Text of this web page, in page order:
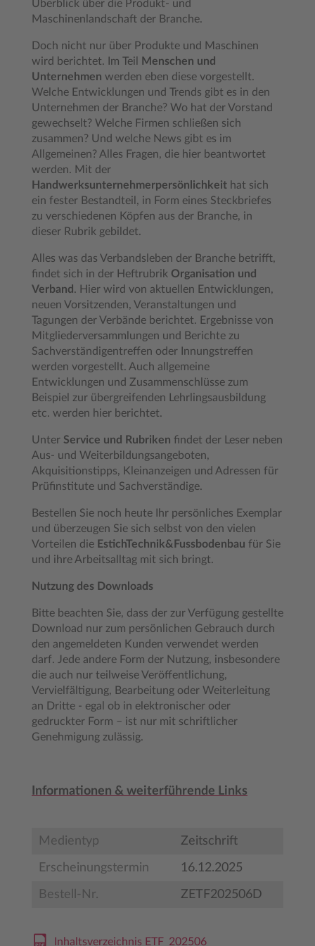
Überblick über die Produkt- und
Maschinenlandschaft der Branche.
Doch nicht nur über Produkte und Maschinen
wird berichtet. Im Teil
Menschen und
Unternehmen werden eben diese vorgestellt.
Welche Entwicklungen und Trends gibt es in den
Unternehmen der Branche? Wo hat der Vorstand
gewechselt? Welche Firmen schließen sich
zusammen? Und welche News gibt es im
Allgemeinen? Alles Fragen, die hier beantwortet
werden. Mit der
Handwerksunternehmerpersönlichkeit hat sich
ein fester Bestandteil, in Form eines Steckbriefes
zu verschiedenen Köpfen aus der Branche, in
dieser Rubrik gebildet.
Alles was das Verbandsleben der Branche betrifft,
findet sich in der Heftrubrik Organisation und
Verband . Hier wird von aktuellen Entwicklungen,
neuen Vorsitzenden, Veranstaltungen und
Tagungen der Verbände berichtet. Ergebnisse von
Mitgliederversammlungen und Berichte zu
Sachverständigentreffen oder Innungstreffen
werden vorgestellt. Auch allgemeine
Entwicklungen und Zusammenschlüsse zum
Beispiel zur übergreifenden Lehrlingsausbildung
etc. werden hier berichtet.
Unter Service und Rubriken findet der Leser neben
Aus- und Weiterbildungsangeboten,
Akquisitionstipps, Kleinanzeigen und Adressen für
Prüfinstitute und Sachverständige.
Bestellen Sie noch heute Ihr persönliches Exemplar
und überzeugen Sie sich selbst von den vielen
Vorteilen die EstichTechnik&Fussbodenbau für Sie
und ihre Arbeitsalltag mit sich bringt.
Nutzung des Downloads
Bitte beachten Sie, dass der zur Verfügung gestellte
Download nur zum persönlichen Gebrauch durch
den angemeldeten Kunden verwendet werden
darf. Jede andere Form der Nutzung, insbesondere
die auch nur teilweise Veröffentlichung,
Vervielfältigung, Bearbeitung oder Weiterleitung
an Dritte - egal ob in elektronischer oder
gedruckter Form – ist nur mit schriftlicher
Genehmigung zulässig.
Informationen & weiterführende Links
Medientyp Zeitschrift
Erscheinungstermin 16.12.2025
Bestell-Nr. ZETF202506D
Inhaltsverzeichnis ETF_202506